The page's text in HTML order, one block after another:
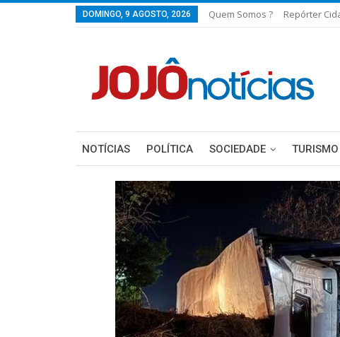
DOMINGO, 9 AGOSTO, 2026 Quem Somos ? Repórter
NOTÍCIAS POLÍTICA SOCIEDADE TURISMO